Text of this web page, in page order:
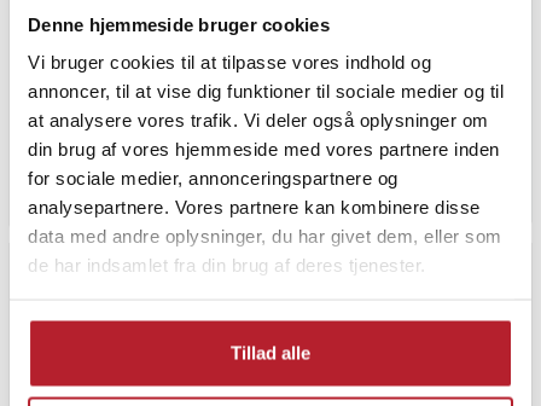
Denne hjemmeside bruger cookies
Vi bruger cookies til at tilpasse vores indhold og
annoncer, til at vise dig funktioner til sociale medier og til
at analysere vores trafik. Vi deler også oplysninger om
din brug af vores hjemmeside med vores partnere inden
for sociale medier, annonceringspartnere og
analysepartnere. Vores partnere kan kombinere disse
data med andre oplysninger, du har givet dem, eller som
de har indsamlet fra din brug af deres tjenester.
Tillad alle
Vasketøjskurv med hjul og
bærestrop - Grå
1
Pris :169 kr.
169 kr.
Lige nu har vi kun 2 tilbage af dette produkt
Køb
Vasketøjskurv med låg -
Beige
Pris:259 kr.
259 kr.
Midlertidigt lukket, dato ikke
Gå til